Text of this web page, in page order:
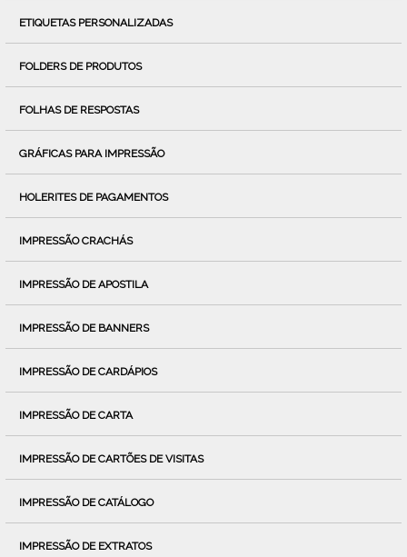
ETIQUETAS PERSONALIZADAS
FOLDERS DE PRODUTOS
FOLHAS DE RESPOSTAS
GRÁFICAS PARA IMPRESSÃO
HOLERITES DE PAGAMENTOS
IMPRESSÃO CRACHÁS
IMPRESSÃO DE APOSTILA
IMPRESSÃO DE BANNERS
IMPRESSÃO DE CARDÁPIOS
IMPRESSÃO DE CARTA
IMPRESSÃO DE CARTÕES DE VISITAS
IMPRESSÃO DE CATÁLOGO
IMPRESSÃO DE EXTRATOS